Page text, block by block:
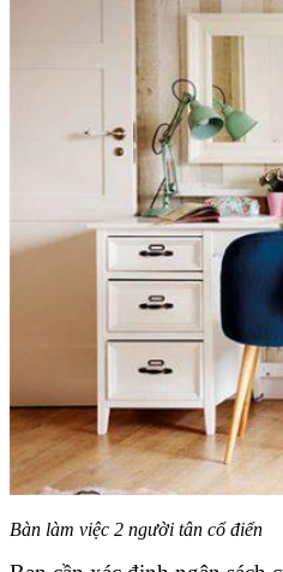
Bàn làm việc 2 người tân cổ điển